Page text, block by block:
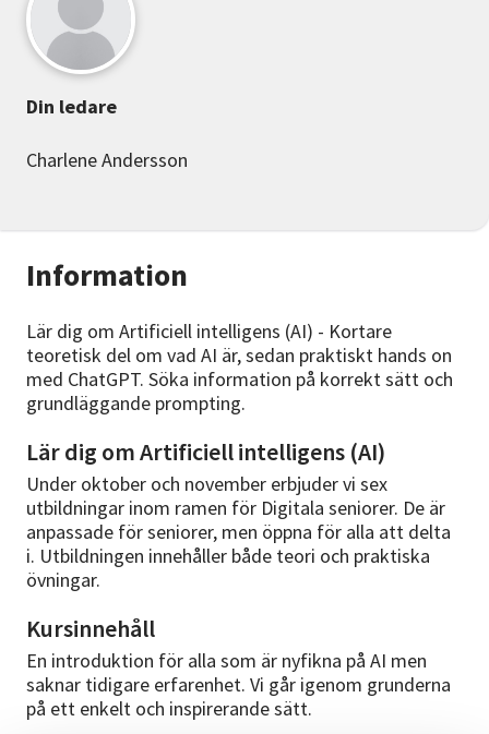
Information
Lär dig om Artificiell intelligens (AI) - Kortare
teoretisk del om vad AI är, sedan praktiskt hands on
med ChatGPT. Söka information på korrekt sätt och
grundläggande prompting.
Lär dig om Artificiell intelligens (AI)
Under oktober och november erbjuder vi sex
utbildningar inom ramen för Digitala seniorer. De är
anpassade för seniorer, men öppna för alla att delta
i. Utbildningen innehåller både teori och praktiska
övningar.
Kursinnehåll
En introduktion för alla som är nyfikna på AI men
saknar tidigare erfarenhet. Vi går igenom grunderna
på ett enkelt och inspirerande sätt.
Din ledare
Charlene Andersson